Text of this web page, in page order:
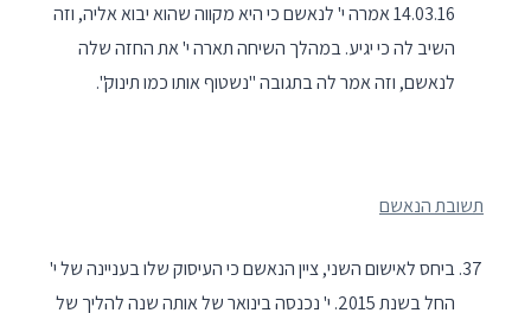
14.03.16 אמרה י' לנאשם כי היא מקווה שהוא יבוא אליה, וזה
השיב לה כי יגיע. במהלך השיחה תארה י' את החזה שלה
לנאשם, וזה אמר לה בתגובה "נשטוף אותו כמו תינוק".
תשובת הנאשם
ביחס לאישום השני, ציין הנאשם כי העיסוק שלו בעניינה של י'
החל בשנת 2015. י' נכנסה בינואר של אותה שנה להליך של